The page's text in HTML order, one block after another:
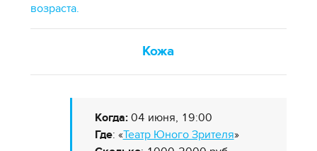
возраста.
Кожа
Когда: 04 июня, 19:00
Где: «Театр Юного Зрителя»